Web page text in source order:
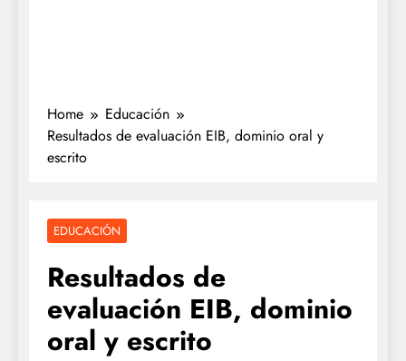
Home
Educación
Resultados de evaluación EIB, dominio oral y
escrito
EDUCACIÓN
Resultados de
evaluación EIB, dominio
oral y escrito